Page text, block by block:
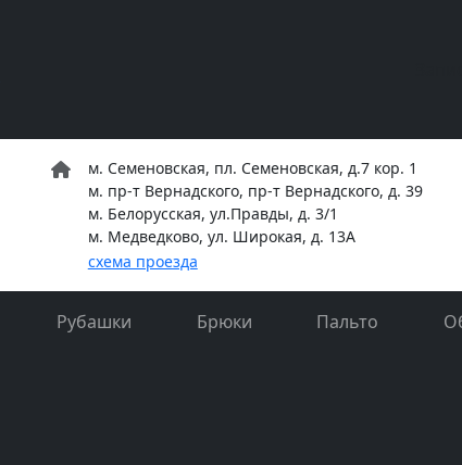
м. Семеновская, пл. Семеновская, д.7 кор. 1
м. пр-т Вернадского, пр-т Вернадского, д. 39
м. Белорусская, ул.Правды, д. 3/1
м. Медведково, ул. Широкая, д. 13А
схема проезда
Рубашки Брюки Пальто